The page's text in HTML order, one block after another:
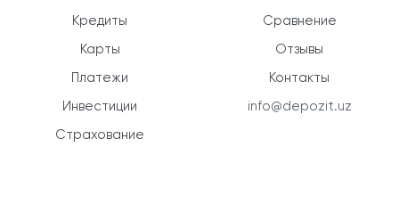
Кредиты
Карты
Платежи
Инвестиции
Страхование
Сравнение
Отзывы
Контакты
info@depozit.uz